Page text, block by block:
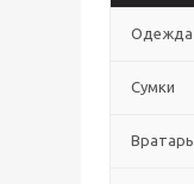
Одежда
Сумки
Вратарь